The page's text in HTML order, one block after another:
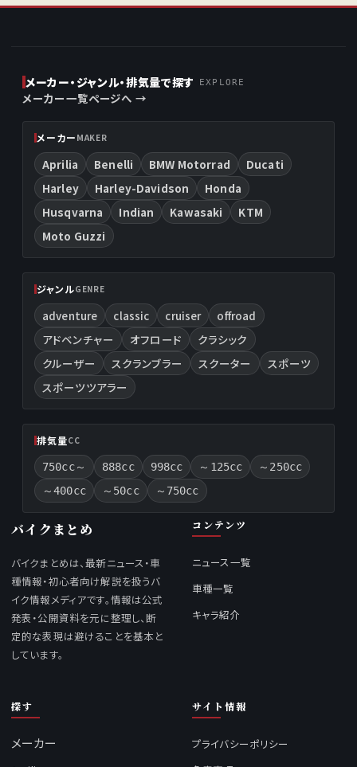
メーカー・ジャンル・排気量で探す EXPLORE
メーカー一覧ページへ →
メーカー MAKER
Aprilia Benelli BMW Motorrad
Ducati
Harley
Harley-Davidson
Honda
Husqvarna
Indian Kawasaki
KTM
Moto Guzzi
ジャンルGENRE
adventure classic cruiser
offroad
アドベンチャー
オフロード
クラシック
クルーザー
スクランブラー スクーター
スポーツ
スポーツツアラー
排気量CC
750cc～ 888cc 998cc ～125cc
～250cc
～400cc
～50cc ～750cc
バイクまとめ
バイクまとめは、最新ニュース・車
種情報・初心者向け解説を扱うバ
イク情報メディアです。情報は公式
発表・公開資料を元に整理し、断
定的な表現は避けることを基本と
しています。
コンテンツ
ニュース一覧
車種一覧
キャラ紹介
探す
メーカー
サイト情報
プライバシーポリシー